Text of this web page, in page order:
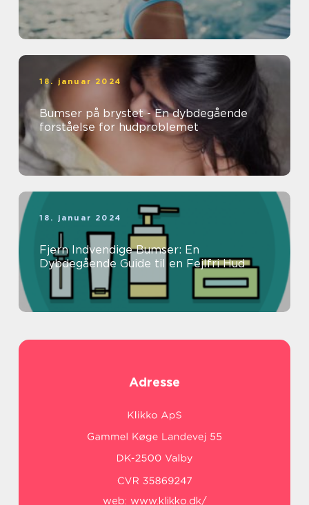
18. januar 2024
Bumser på brystet - En dybdegående
forståelse for hudproblemet
18. januar 2024
Fjern Indvendige Bumser: En
Dybdegående Guide til en Fejlfri Hud
Adresse
web: www.klikko.dk/